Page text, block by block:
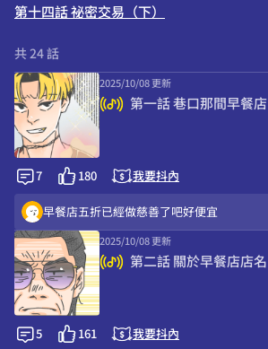
第十四話 祕密交易（下）
共 24 話
2025/10/08 更新
第一話 巷口那間早餐店
7 180 我要抖內
早餐店五折已經做慈善了吧好便宜
花臂讚啦
我也喜歡！
2025/10/08 更新
第二話 關於早餐店店名
5 161 我要抖內